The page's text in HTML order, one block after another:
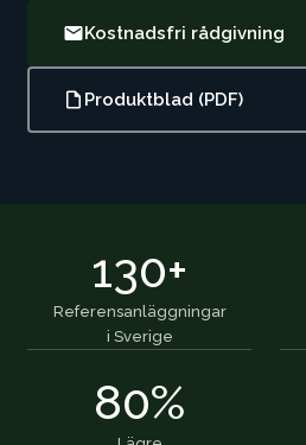
Kostnadsfri rådgivning
Produktblad (PDF)
130+
Referensanläggningar
i Sverige
80%